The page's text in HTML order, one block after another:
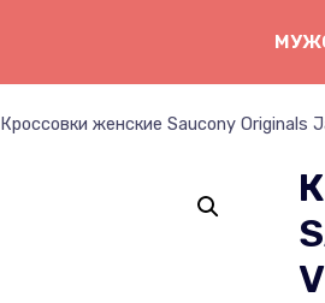
Кроссовки женские Saucony Originals